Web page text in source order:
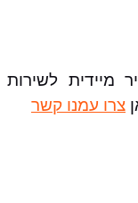
מיידית לשירות
צרו עמנו קשר